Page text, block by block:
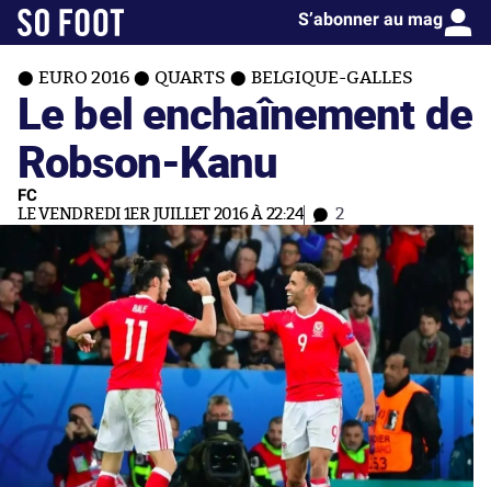
S’abonner au mag
EURO 2016 QUARTS BELGIQUE-GALLES
Le bel enchaînement de
Robson-Kanu
FC
LE VENDREDI 1ER JUILLET 2016 À 22:24 2